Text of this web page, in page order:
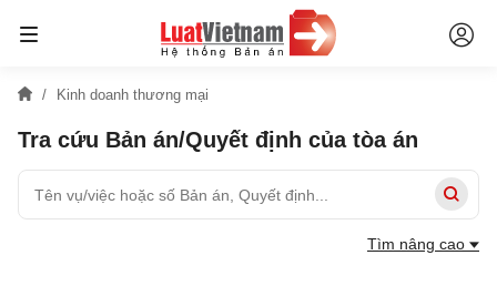
Kinh doanh thương mại
Tra cứu Bản án/Quyết định của tòa án
Tìm nâng cao